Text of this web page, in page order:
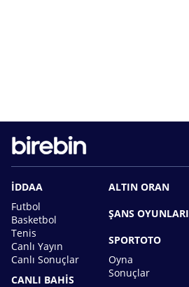
İDDAA
Futbol
Basketbol
Tenis
Canlı Yayın
Canlı Sonuçlar
CANLI BAHİS
ALTIN ORAN
ŞANS OYUNLARI
SPORTOTO
Oyna
Sonuçlar